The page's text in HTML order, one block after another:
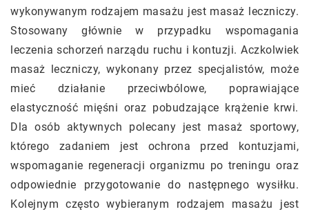
wykonywanym rodzajem masażu jest masaż leczniczy.
Stosowany głównie w przypadku wspomagania
leczenia schorzeń narządu ruchu i kontuzji. Aczkolwiek
masaż leczniczy, wykonany przez specjalistów, może
mieć działanie przeciwbólowe, poprawiające
elastyczność mięśni oraz pobudzające krążenie krwi.
Dla osób aktywnych polecany jest masaż sportowy,
którego zadaniem jest ochrona przed kontuzjami,
wspomaganie regeneracji organizmu po treningu oraz
odpowiednie przygotowanie do następnego wysiłku.
Kolejnym często wybieranym rodzajem masażu jest